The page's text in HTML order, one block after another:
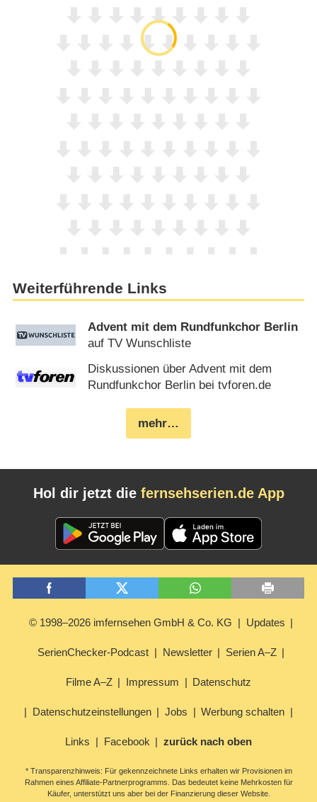
Weiterführende Links
Advent mit dem Rundfunkchor Berlin
auf TV Wunschliste
Diskussionen über Advent mit dem
Rundfunkchor Berlin bei tvforen.de
mehr…
Hol dir jetzt die fernsehserien.de App
© 1998–2026 imfernsehen GmbH & Co. KG Updates
SerienChecker-Podcast Newsletter Serien A–Z
Filme A–Z Impressum Datenschutz
Datenschutzeinstellungen Jobs Werbung schalten
Links Facebook zurück nach oben
* Transparenzhinweis: Für gekennzeichnete Links erhalten wir Provisionen im
Rahmen eines Affiliate-Partnerprogramms. Das bedeutet keine Mehrkosten für
Käufer, unterstützt uns aber bei der Finanzierung dieser Website.